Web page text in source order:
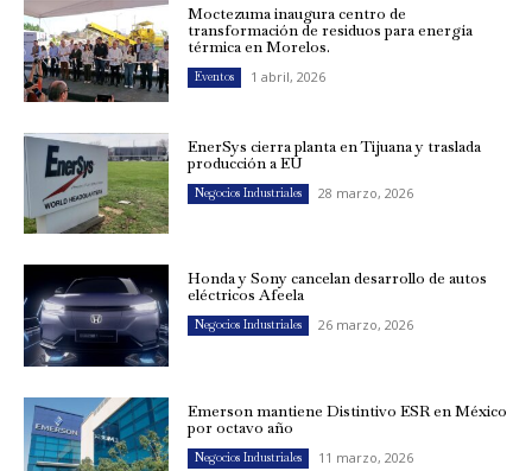
Moctezuma inaugura centro de
transformación de residuos para energía
térmica en Morelos.
Eventos 1 abril, 2026
EnerSys cierra planta en Tijuana y traslada
producción a EU
Negocios Industriales 28 marzo, 2026
Honda y Sony cancelan desarrollo de autos
eléctricos Afeela
Negocios Industriales 26 marzo, 2026
Emerson mantiene Distintivo ESR en México
por octavo año
Negocios Industriales 11 marzo, 2026